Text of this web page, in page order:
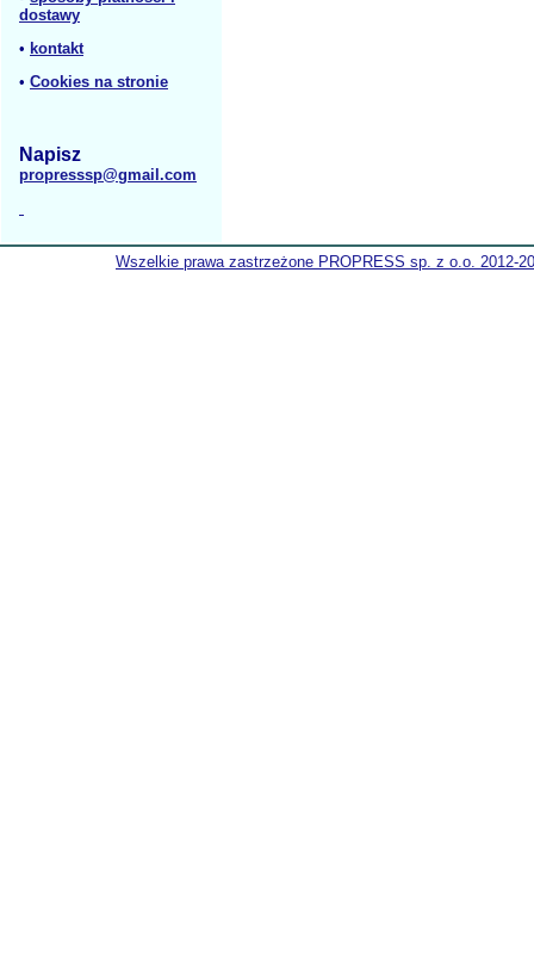
dostawy
• kontakt
• Cookies na stronie
Napisz
propresssp@gmail.com
Wszelkie prawa zastrzeżone PROPRESS sp. z o.o. 2012-